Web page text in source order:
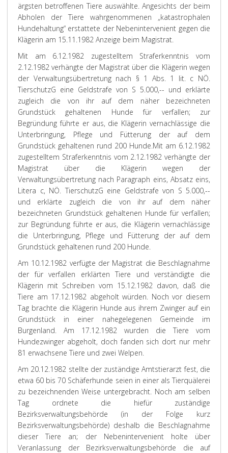
ärgsten betroffenen Tiere auswählte. Angesichts der beim
Abholen der Tiere wahrgenommenen „katastrophalen
Hundehaltung“ erstattete der Nebenintervenient gegen die
Klägerin am 15.11.1982 Anzeige beim Magistrat.
Mit am 6.12.1982 zugestelltem Straferkenntnis vom
2.12.1982 verhängte der Magistrat über die Klägerin wegen
der Verwaltungsübertretung nach § 1 Abs. 1 lit. c NÖ.
TierschutzG eine Geldstrafe von S 5.000,-- und erklärte
zugleich die von ihr auf dem näher bezeichneten
Grundstück gehaltenen Hunde für verfallen; zur
Begründung führte er aus, die Klägerin vernachlässige die
Unterbringung, Pflege und Fütterung der auf dem
Grundstück gehaltenen rund 200 Hunde.Mit am 6.12.1982
zugestelltem Straferkenntnis vom 2.12.1982 verhängte der
Magistrat über die Klägerin wegen der
Verwaltungsübertretung nach Paragraph eins, Absatz eins,
Litera c, NÖ. TierschutzG eine Geldstrafe von S 5.000,--
und erklärte zugleich die von ihr auf dem näher
bezeichneten Grundstück gehaltenen Hunde für verfallen;
zur Begründung führte er aus, die Klägerin vernachlässige
die Unterbringung, Pflege und Fütterung der auf dem
Grundstück gehaltenen rund 200 Hunde.
Am 10.12.1982 verfügte der Magistrat die Beschlagnahme
der für verfallen erklärten Tiere und verständigte die
Klägerin mit Schreiben vom 15.12.1982 davon, daß die
Tiere am 17.12.1982 abgeholt würden. Noch vor diesem
Tag brachte die Klägerin Hunde aus ihrem Zwinger auf ein
Grundstück in einer nahegelegenen Gemeinde im
Burgenland. Am 17.12.1982 wurden die Tiere vom
Hundezwinger abgeholt, doch fanden sich dort nur mehr
81 erwachsene Tiere und zwei Welpen.
Am 20.12.1982 stellte der zuständige Amtstierarzt fest, die
etwa 60 bis 70 Schäferhunde seien in einer als Tierquälerei
zu bezeichnenden Weise untergebracht. Noch am selben
Tag ordnete die hiefür zuständige
Bezirksverwaltungsbehörde (in der Folge kurz
Bezirksverwaltungsbehörde) deshalb die Beschlagnahme
dieser Tiere an; der Nebenintervenient holte über
Veranlassung der Bezirksverwaltungsbehörde die auf